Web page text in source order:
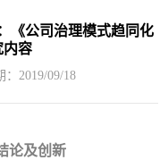
《公司治理模式趋同化
内容
：2019/09/18
论及创新